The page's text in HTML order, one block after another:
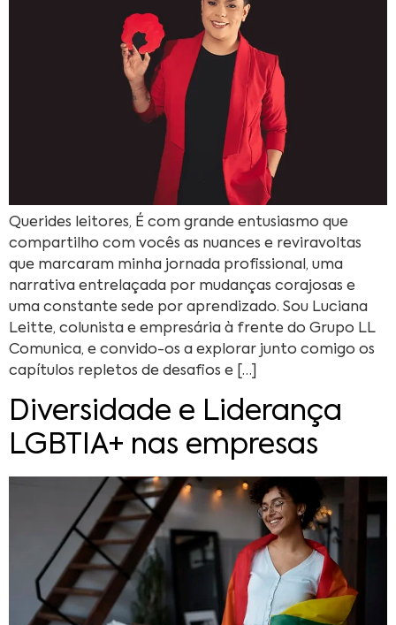
Querides leitores, É com grande entusiasmo que
compartilho com vocês as nuances e reviravoltas
que marcaram minha jornada profissional, uma
narrativa entrelaçada por mudanças corajosas e
uma constante sede por aprendizado. Sou Luciana
Leitte, colunista e empresária à frente do Grupo LL
Comunica, e convido-os a explorar junto comigo os
capítulos repletos de desafios e […]
Diversidade e Liderança
LGBTIA+ nas empresas